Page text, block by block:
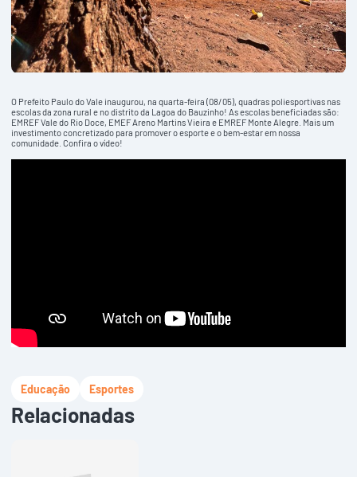
O Prefeito Paulo do Vale inaugurou, na quarta-feira (08/05), quadras poliesportivas nas
escolas da zona rural e no distrito da Lagoa do Bauzinho! As escolas beneficiadas são:
EMREF Vale do Rio Doce, EMEF Areno Martins Vieira e EMREF Monte Alegre. Mais um
investimento concretizado para promover o esporte e o bem-estar em nossa
comunidade. Confira o vídeo!
Educação Esportes
Relacionadas